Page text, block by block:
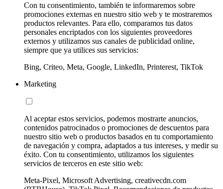
Con tu consentimiento, también te informaremos sobre
promociones externas en nuestro sitio web y te mostraremos
productos relevantes. Para ello, comparamos tus datos
personales encriptados con los siguientes proveedores
externos y utilizamos sus canales de publicidad online,
siempre que ya utilices sus servicios:
Bing, Criteo, Meta, Google, LinkedIn, Printerest, TikTok
Marketing
Al aceptar estos servicios, podemos mostrarte anuncios,
contenidos patrocinados o promociones de descuentos para
nuestro sitio web o productos basados en tu comportamiento
de navegación y compra, adaptados a tus intereses, y medir su
éxito. Con tu consentimiento, utilizamos los siguientes
servicios de terceros en este sitio web:
Meta-Pixel, Microsoft Advertising, creativecdn.com